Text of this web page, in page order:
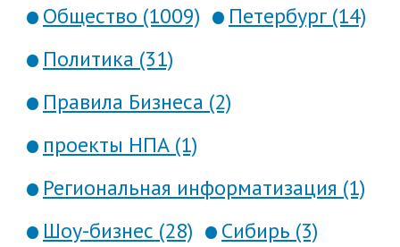
Общество (1009)
Петербург (14)
Политика (31)
Правила Бизнеса (2)
проекты НПА (1)
Региональная информатизация (1)
Шоу-бизнес (28)
Сибирь (3)